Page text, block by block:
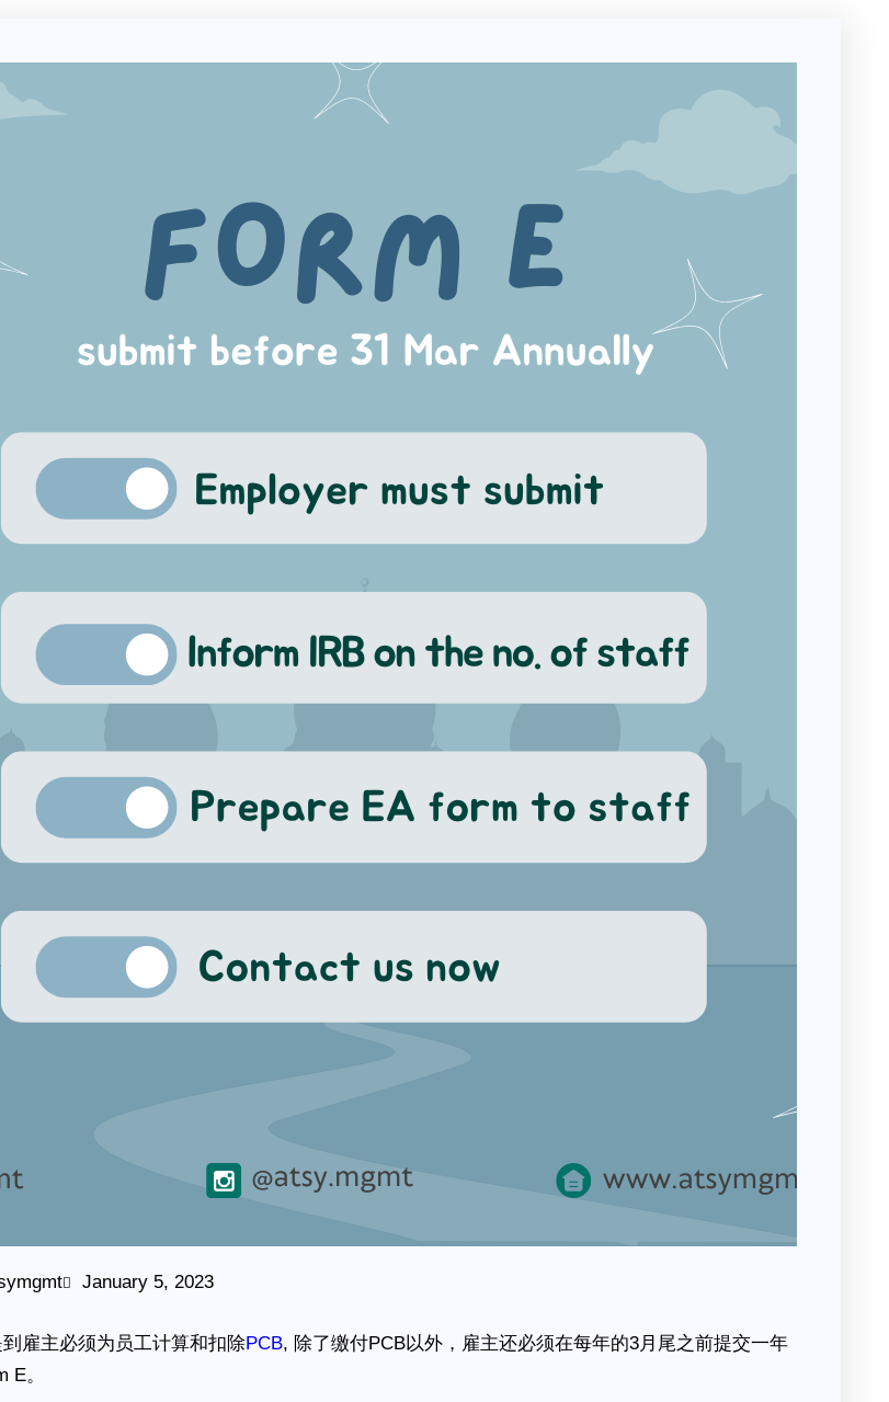
January 5, 2023
雇主必须为员工计算和扣除PCB, 除了缴付PCB以外，雇主还必须在每年的3月尾之前提交一年
E。